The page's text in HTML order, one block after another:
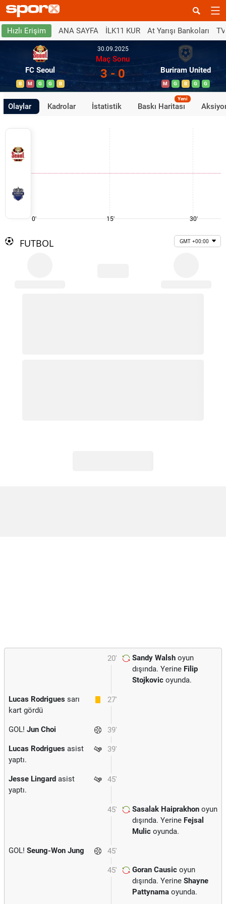
Hızlı Erişim ANA SAYFA İLK11 KUR At Yarışı Bankoları
FC Seoul
B M G G B
30.09.2025
Maç Sonu
3 - 0 Buriram United
M G B G G
Olaylar Kadrolar İstatistik Baskı Haritası
Yeni
0' 15' 30'
FUTBOL GMT +00:00
20' Sandy Walsh oyun
dışında. Yerine Filip
Stojkovic oyunda.
27'
Lucas Rodrigues sarı
kart gördü
39'
GOL! Jun Choi
39'
Lucas Rodrigues asist
yaptı.
45'
Jesse Lingard asist
yaptı.
45' Sasalak Haiprakhon oyun
dışında. Yerine Fejsal
Mulic oyunda.
45'
GOL! Seung-Won Jung
45' Goran Causic oyun
dışında. Yerine Shayne
Pattynama oyunda.